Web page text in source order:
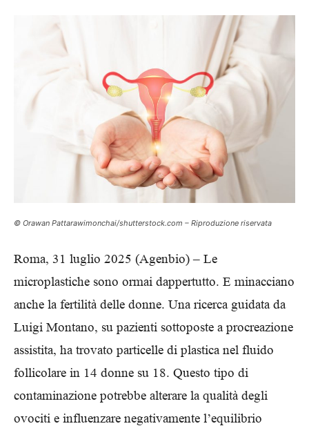
© Orawan Pattarawimonchai/shutterstock.com – Riproduzione riservata
Roma, 31 luglio 2025 (Agenbio) – Le
microplastiche sono ormai dappertutto. E minacciano
anche la fertilità delle donne. Una ricerca guidata da
Luigi Montano, su pazienti sottoposte a procreazione
assistita, ha trovato particelle di plastica nel fluido
follicolare in 14 donne su 18. Questo tipo di
contaminazione potrebbe alterare la qualità degli
ovociti e influenzare negativamente l’equilibrio